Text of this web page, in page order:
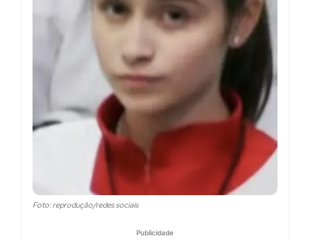
Foto: reprodução/redes sociais
Publicidade